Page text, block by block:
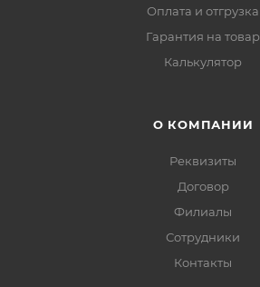
Оплата и отгрузка
Гарантия на товар
Калькулятор
О КОМПАНИИ
Реквизиты
Договор
Филиалы
Сотрудники
Контакты